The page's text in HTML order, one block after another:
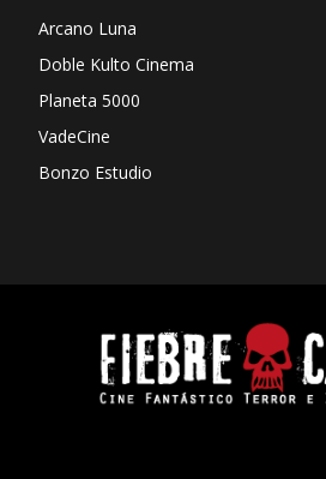
Arcano Luna
Doble Kulto Cinema
Planeta 5000
VadeCine
Bonzo Estudio